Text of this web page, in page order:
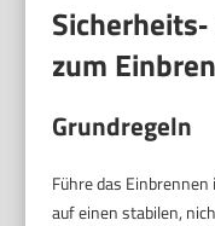
zum
Grundregeln
Führe das
auf einen stabilen,